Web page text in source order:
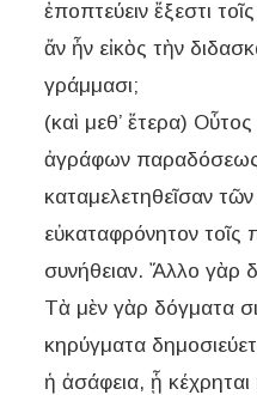
ἐποπτεύειν ἔξεστι
ἄν ἦν εἰκὸς τὴν
γράμμασι;
(καὶ μεθ’ ἕτερα)
ἀγράφων
καταμελετηθεῖσαν
εὐκαταφρόνητον τοῖς
συνήθειαν. Ἄλλο γὰρ
Τὰ μὲν γὰρ δόγματα
κηρύγματα
ἡ ἀσάφεια, ᾗ